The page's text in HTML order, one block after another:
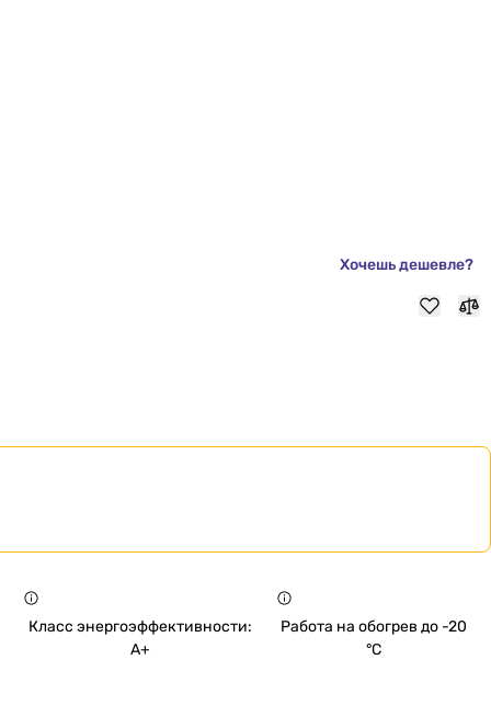
Хочешь дешевле?
Класс энергоэффективности:
A+
Работа на обогрев до -20
°C